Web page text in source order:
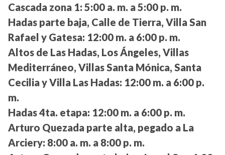
Cascada zona 1: 5:00 a. m. a 5:00 p. m.
Hadas parte baja, Calle de Tierra, Villa San
Rafael y Gatesa: 12:00 m. a 6:00 p. m.
Altos de Las Hadas, Los Ángeles, Villas
Mediterráneo, Villas Santa Mónica, Santa
Cecilia y Villa Las Hadas: 12:00 m. a 6:00 p.
m.
Hadas 4ta. etapa: 12:00 m. a 6:00 p. m.
Arturo Quezada parte alta, pegado a La
Arciery: 8:00 a. m. a 8:00 p. m.